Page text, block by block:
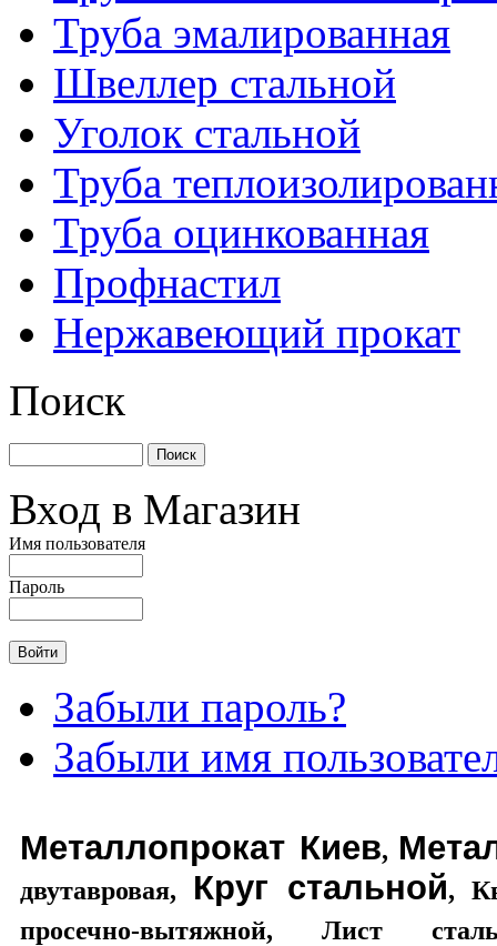
Труба эмалированная
Швеллер стальной
Уголок стальной
Труба
Труба оцинкованная
Профнастил
Нержавеющий прокат
Поиск
Вход в Магазин
Имя пользователя
Пароль
Забыли пароль?
Забыли имя
Металлопрокат Киев,
двутавровая, Круг стальной,
просечно-вытяжной, Лист